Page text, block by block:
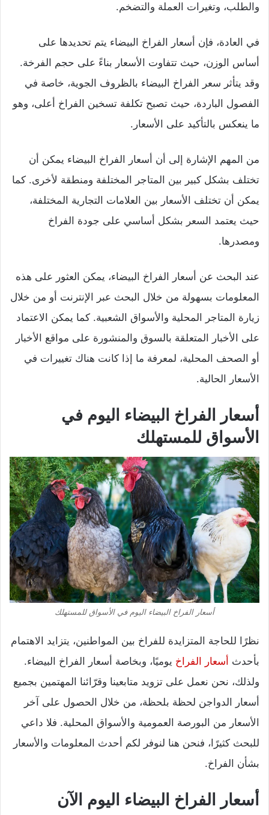
والطلب، وتغيرات العملة والتضخم.
في العادة، فإن أسعار الفراخ البيضاء يتم تحديدها على
أساس الوزن، حيث تتفاوت الأسعار بناءً على حجم الفرخة.
وقد يتأثر سعر الفراخ البيضاء بالظروف الجوية، خاصة في
الفصول الباردة، حيث تصبح تكلفة تسخين الفراخ أعلى، وهو
ما ينعكس بالتأكيد على الأسعار.
من المهم الإشارة إلى أن أسعار الفراخ البيضاء يمكن أن
تختلف بشكل كبير بين المتاجر المختلفة ومنطقة لأخرى. كما
يمكن أن تختلف الأسعار بين العلامات التجارية المختلفة،
حيث يعتمد السعر بشكل أساسي على جودة الفراخ
ومصدرها.
عند البحث عن أسعار الفراخ البيضاء، يمكن العثور على هذه
المعلومات بسهولة من خلال البحث عبر الإنترنت أو من خلال
زيارة المتاجر المحلية والأسواق الشعبية. كما يمكن الاعتماد
على الأخبار المتعلقة بالسوق والمنشورة على مواقع الأخبار
أو الصحف المحلية، لمعرفة ما إذا كانت هناك تغييرات في
الأسعار الحالية.
أسعار الفراخ البيضاء اليوم في
الأسواق للمستهلك
أسعار الفراخ البيضاء اليوم في الأسواق للمستهلك
نظرًا للحاجة المتزايدة للفراخ بين المواطنين، يتزايد الاهتمام
بأحدث أسعار الفراخ يوميًا، وبخاصة أسعار الفراخ البيضاء.
ولذلك، نحن نعمل على تزويد متابعينا وقرّائنا المهتمين بجميع
أسعار الدواجن لحظة بلحظة، من خلال الحصول على آخر
الأسعار من البورصة العمومية والأسواق المحلية. فلا داعي
للبحث كثيرًا، فنحن هنا لنوفر لكم أحدث المعلومات والأسعار
بشأن الفراخ.
أسعار الفراخ البيضاء اليوم الآن